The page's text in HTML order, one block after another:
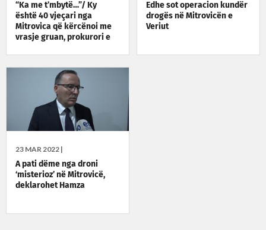
“Ka me t’mbytë…”/ Ky
është 40 vjeçari nga
Mitrovica që kërcënoi me
vrasje gruan, prokurori e
Edhe sot operacion kundër
drogës në Mitrovicën e
Veriut
23 MAR 2022 |
A pati dëme nga droni
‘misterioz’ në Mitrovicë,
deklarohet Hamza